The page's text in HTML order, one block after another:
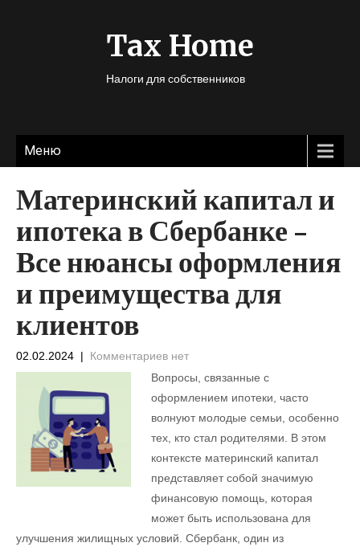
Tax Home
Налоги для собственников
Меню
Материнский капитал и
ипотека в Сбербанке –
Все нюансы оформления
и преимущества для
клиентов
02.02.2024 | Комментариев нет
Вопросы, связанные с
оформлением ипотеки, часто
волнуют молодые семьи, особенно
тех, кто стал родителями. В этом
контексте материнский капитал
представляет собой значимую
финансовую помощь, которая
может быть использована для
улучшения жилищных условий. Сбербанк, один из